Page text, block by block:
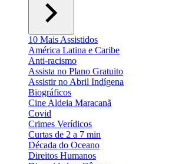
10 Mais Assistidos
América Latina e Caribe
Anti-racismo
Assista no Plano Gratuito
Assistir no Abril Indígena
Biográficos
Cine Aldeia Maracanã
Covid
Crimes Verídicos
Curtas de 2 a 7 min
Década do Oceano
Direitos Humanos